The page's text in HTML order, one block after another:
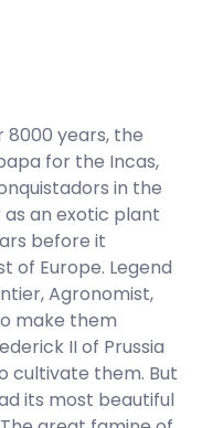
8000 years, the
for the Incas,
in the
an exotic plant
before it
of Europe. Legend
Agronomist,
make them
II of Prussia
cultivate them. But
its most beautiful